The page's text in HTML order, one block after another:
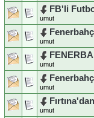
FB'li
umut
umut
umut
umut
umut